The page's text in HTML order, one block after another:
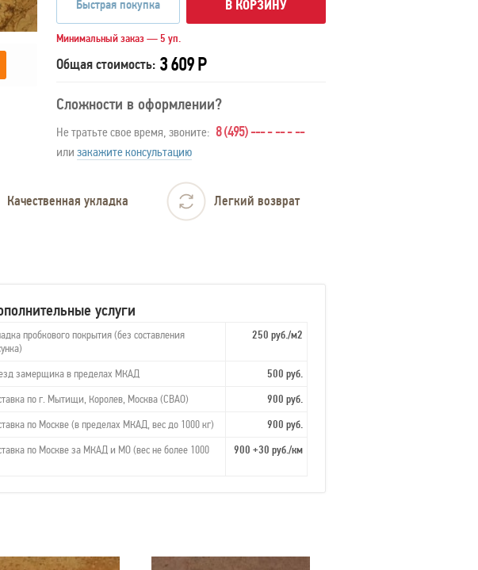
Быстрая покупка В КОРЗИНУ
Минимальный заказ — 5 уп.
Общая стоимость: 3 609 Р
Сложности в оформлении?
Не тратьте свое время, звоните: 8 (495) --- - -- - --
или закажите консультацию
Качественная укладка Легкий возврат
услуги
пробкового покрытия (без составления
250 руб./м2
замерщика в пределах МКАД
500 руб.
по г. Мытищи, Королев, Москва (СВАО)
900 руб.
по Москве (в пределах МКАД, вес до 1000 кг)
900 руб.
по Москве за МКАД и МО (вес не более 1000
900 +30 руб./км